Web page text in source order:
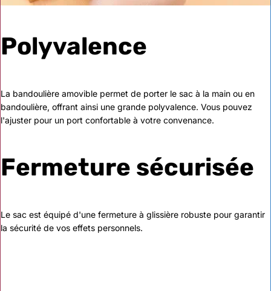
Polyvalence
La bandoulière amovible permet de porter le sac à la main ou en
bandoulière, offrant ainsi une grande polyvalence. Vous pouvez
l'ajuster pour un port confortable à votre convenance.
Fermeture sécurisée
Le sac est équipé d'une fermeture à glissière robuste pour garantir
la sécurité de vos effets personnels.